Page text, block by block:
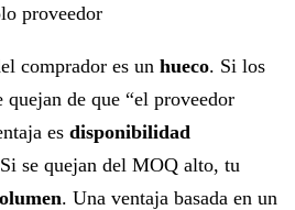
proveedor
comprador es un hueco. Si los
de que “el proveedor
es disponibilidad
se quejan del MOQ alto, tu
. Una ventaja basada en un